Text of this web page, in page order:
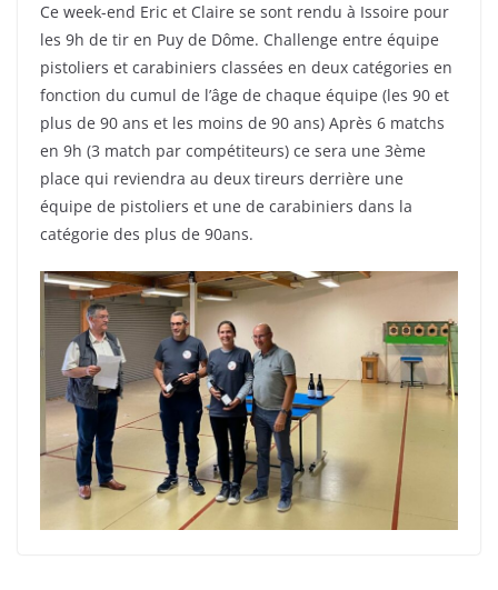
Ce week-end Eric et Claire se sont rendu à Issoire pour
les 9h de tir en Puy de Dôme. Challenge entre équipe
pistoliers et carabiniers classées en deux catégories en
fonction du cumul de l’âge de chaque équipe (les 90 et
plus de 90 ans et les moins de 90 ans) Après 6 matchs
en 9h (3 match par compétiteurs) ce sera une 3ème
place qui reviendra au deux tireurs derrière une
équipe de pistoliers et une de carabiniers dans la
catégorie des plus de 90ans.